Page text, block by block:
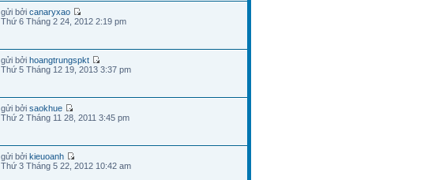
gửi bởicanaryxao
Thứ 6 Tháng 2 24, 2012 2:19 pm
gửi bởihoangtrungspkt
Thứ 5 Tháng 12 19, 2013 3:37 pm
gửi bởisaokhue
Thứ 2 Tháng 11 28, 2011 3:45 pm
gửi bởikieuoanh
Thứ 3 Tháng 5 22, 2012 10:42 am